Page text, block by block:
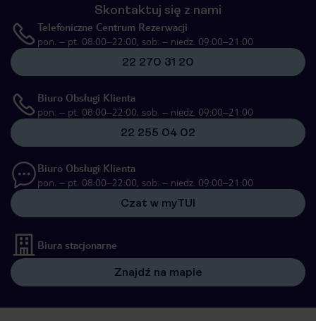
Skontaktuj się z nami
Telefoniczne Centrum Rezerwacji
pon. – pt. 08:00–22:00, sob. – niedz. 09:00–21:00
22 270 31 20
Biuro Obsługi Klienta
pon. – pt. 08:00–22:00, sob. – niedz. 09:00–21:00
22 255 04 02
Biuro Obsługi Klienta
pon. – pt. 08:00–22:00, sob. – niedz. 09:00–21:00
Czat w myTUI
Biura stacjonarne
Znajdź na mapie